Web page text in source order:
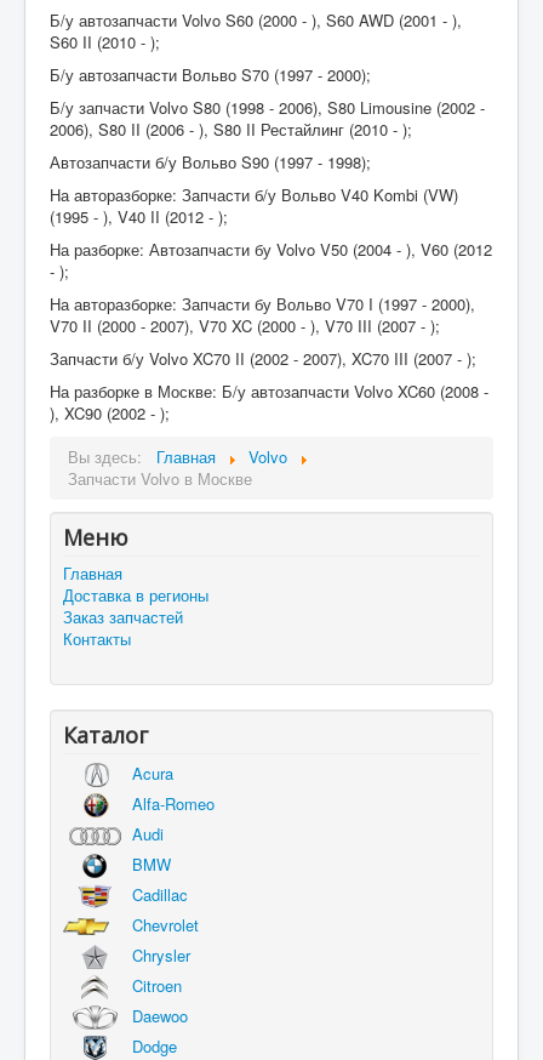
Б/у автозапчасти Volvo S60 (2000 - ), S60 AWD (2001 - ),
S60 II (2010 - );
Б/у автозапчасти Вольво S70 (1997 - 2000);
Б/у запчасти Volvo S80 (1998 - 2006), S80 Limousine (2002 -
2006), S80 II (2006 - ), S80 II Рестайлинг (2010 - );
Автозапчасти б/у Вольво S90 (1997 - 1998);
На авторазборке: Запчасти б/у Вольво V40 Kombi (VW)
(1995 - ), V40 II (2012 - );
На разборке: Автозапчасти бу Volvo V50 (2004 - ), V60 (2012
- );
На авторазборке: Запчасти бу Вольво V70 I (1997 - 2000),
V70 II (2000 - 2007), V70 XC (2000 - ), V70 III (2007 - );
Запчасти б/у Volvo XC70 II (2002 - 2007), XC70 III (2007 - );
На разборке в Москве: Б/у автозапчасти Volvo XC60 (2008 -
), XC90 (2002 - );
Вы здесь:
Главная
Volvo
Запчасти Volvo в Москве
Меню
Главная
Доставка в регионы
Заказ запчастей
Контакты
Каталог
Acura
Alfa-Romeo
Audi
BMW
Cadillac
Chevrolet
Chrysler
Citroen
Daewoo
Dodge